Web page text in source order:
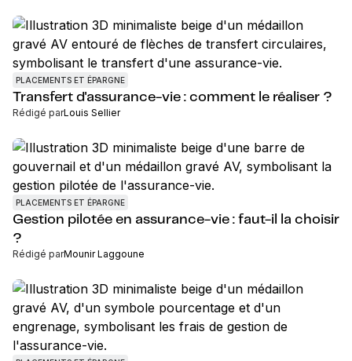
PLACEMENTS ET ÉPARGNE
Transfert d'assurance-vie : comment le réaliser ?
Rédigé parLouis Sellier
PLACEMENTS ET ÉPARGNE
Gestion pilotée en assurance-vie : faut-il la choisir
?
Rédigé parMounir Laggoune